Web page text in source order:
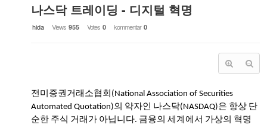
나스닥 트레이딩 - 디지털 혁명
hida Views 955 Votes 0 kommentar 0
전미증권거래소협회(National Association of Securities
Automated Quotation)의 약자인 나스닥(NASDAQ)은 항상 단
순한 주식 거래가 아닙니다. 금융의 세계에서 가상의 혁명
- Nybörjarnivå (Vuxen)
- Grundnivå (Vuxen)
- Kvällskurs på tisdagar
- Matlagningsklass